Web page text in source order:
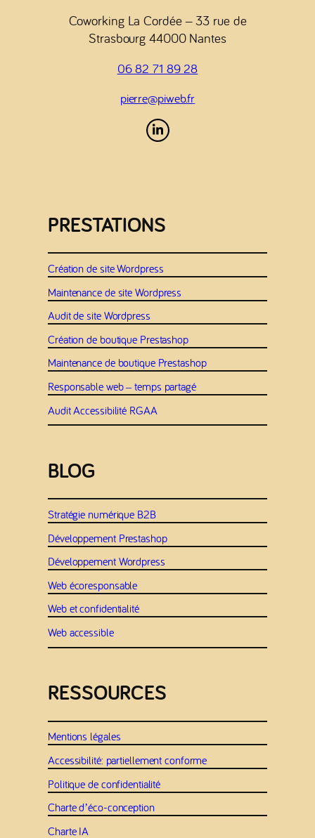
Coworking La Cordée – 33 rue de
Strasbourg 44000 Nantes
06 82 71 89 28
pierre@piweb.fr
PRESTATIONS
Création de site Wordpress
Maintenance de site Wordpress
Audit de site Wordpress
Création de boutique Prestashop
Maintenance de boutique Prestashop
Responsable web – temps partagé
Audit Accessibilité RGAA
BLOG
Stratégie numérique B2B
Développement Prestashop
Développement Wordpress
Web écoresponsable
Web et confidentialité
Web accessible
RESSOURCES
Mentions légales
Accessibilité: partiellement conforme
Politique de confidentialité
Charte d’éco-conception
Charte IA